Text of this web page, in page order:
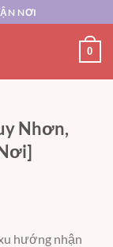
NƠI
0
Nhơn,
hướng nhận